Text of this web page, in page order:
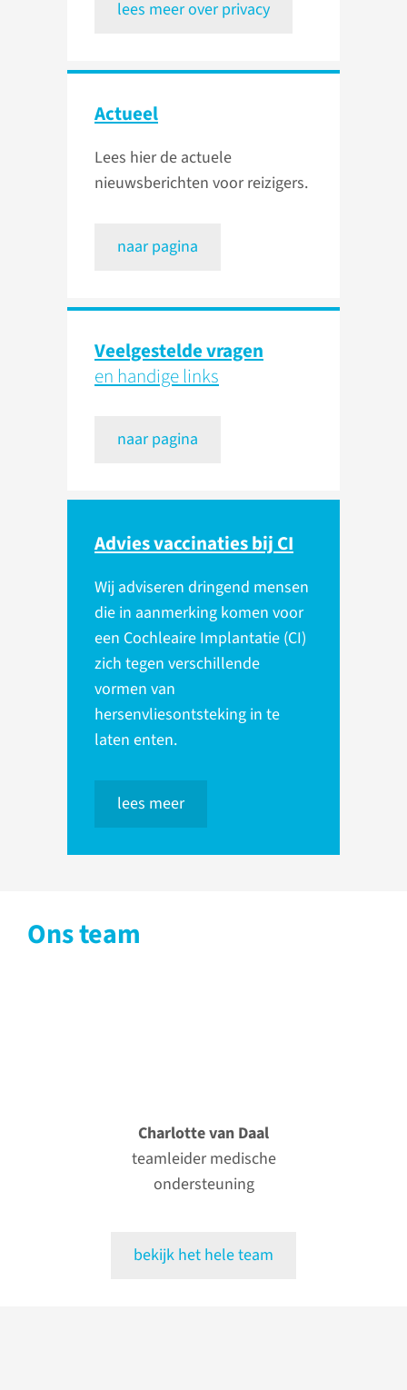
lees meer over privacy
Actueel
Lees hier de actuele
nieuwsberichten voor reizigers.
naar pagina
Veelgestelde vragen
en handige links
naar pagina
Advies vaccinaties bij CI
Wij adviseren dringend mensen
die in aanmerking komen voor
een Cochleaire Implantatie (CI)
zich tegen verschillende
vormen van
hersenvliesontsteking in te
laten enten.
lees meer
Ons team
Charlotte van Daal
teamleider medische
ondersteuning
bekijk het hele team